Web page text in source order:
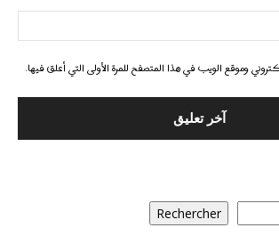
وموقع الويب في هذا المتصفح للمرة الأولى التي أعلق فيها.
Rechercher